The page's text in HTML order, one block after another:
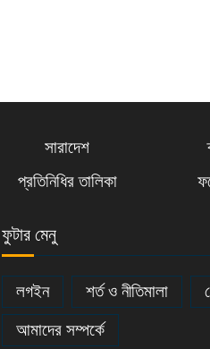
সাতক্ষীরায়
নড়াইলে তিন
নড়াইলে
শূন্যপদে
10
সারাদেশ
প্রতিনিধির তালিকা
ফুটার মেনু
লগইন শর্ত ও নীতিমালা
আমাদের সম্পর্কে